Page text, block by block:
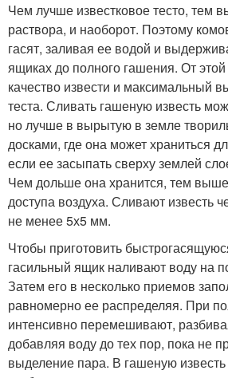
Чем лучше известковое тесто, тем
раствора, и наоборот. Поэтому
гасят, заливая ее водой и
ящиках до полного гашения. От
качество извести и максимальный
теста. Сливать гашеную известь
но лучше в вырытую в земле
досками, где она может храниться
если ее засыпать сверху землей
Чем дольше она хранится, тем выше
доступа воздуха. Сливают известь
не менее 5х5 мм.
Чтобы приготовить
гасильный ящик наливают воду на
Затем его в несколько приемов
равномерно ее распределяя. При
интенсивно перемешивают,
добавляя воду до тех пор, пока не
выделение пара. В гашеную